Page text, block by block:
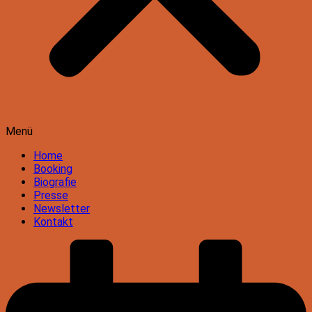
Menü
Home
Booking
Biografie
Presse
Newsletter
Kontakt